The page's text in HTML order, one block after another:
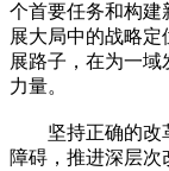
个首要任务和构建
展大局中的战略
展路子，在为一
力量。
坚持正确的改革
障碍，推进深层次